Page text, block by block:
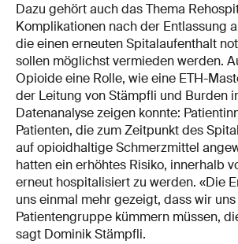
Dazu gehört auch das Thema
Komplikationen nach der Entlassung
die einen erneuten Spitalaufenthalt
sollen möglichst vermieden werden.
Opioide eine Rolle, wie eine ETH-
der Leitung von Stämpfli und Burden
Datenanalyse zeigen konnte:
Patienten, die zum Zeitpunkt des
auf opioidhaltige Schmerzmittel
hatten ein erhöhtes Risiko, innerhalb
erneut hospitalisiert zu werden. «Die
uns einmal mehr gezeigt, dass wir
Patientengruppe kümmern müssen,
sagt Dominik Stämpfli.